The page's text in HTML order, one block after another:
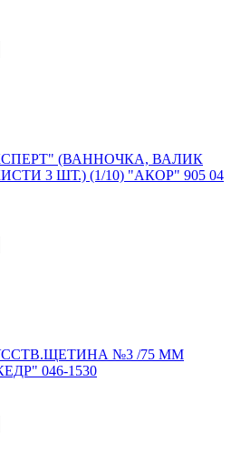
(ВАННОЧКА, ВАЛИК
3 ШТ.) (1/10) "АКОР" 905 04
№3 /75 ММ
046-1530